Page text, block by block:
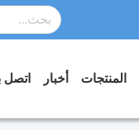
المنتجات أخبار اتصل